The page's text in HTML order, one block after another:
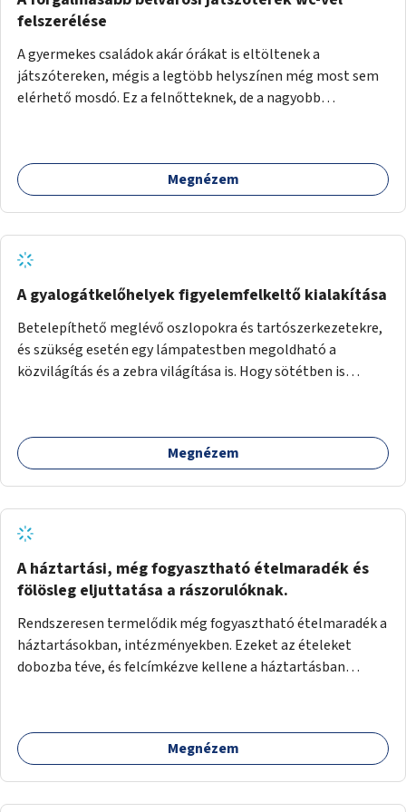
felszerélése
A gyermekes családok akár órákat is eltöltenek a
játszótereken, mégis a legtöbb helyszínen még most sem
elérhető mosdó. Ez a felnőtteknek, de a nagyobb
Megnézem
A gyalogátkelőhelyek figyelemfelkeltő kialakítása
Betelepíthető meglévő oszlopokra és tartószerkezetekre,
és szükség esetén egy lámpatestben megoldható a
közvilágítás és a zebra világítása is. Hogy sötétben is
Megnézem
A háztartási, még fogyasztható ételmaradék és
fölösleg eljuttatása a rászorulóknak.
Rendszeresen termelődik még fogyasztható ételmaradék a
háztartásokban, intézményekben. Ezeket az ételeket
dobozba téve, és felcímkézve kellene a háztartásban
kihelyezés pontos ideje. (A szekrények belső elrendezését,
rekeszeit, beosztását nem tudom, hogy itt kell-e leírni.)
Megnézem